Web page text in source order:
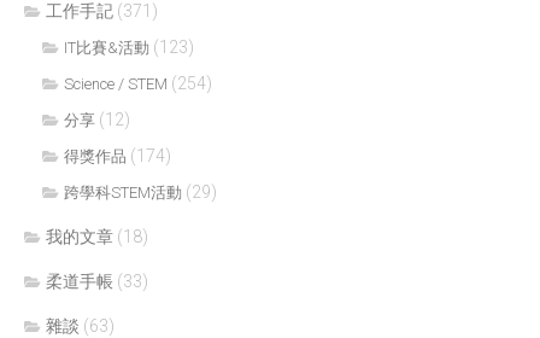
工作手記 (371)
IT比賽&活動 (123)
Science / STEM (254)
分享 (12)
得獎作品 (174)
跨學科STEM活動 (29)
我的文章 (18)
柔道手帳 (33)
雜談 (63)